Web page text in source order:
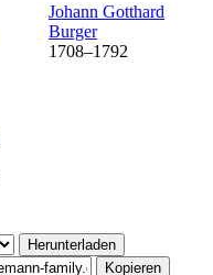
Johann Gotthard
Burger
1708–1792
Herunterladen
Kopieren